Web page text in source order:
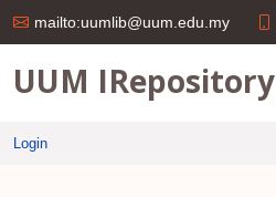
mailto:uumlib@uum.edu.my
UUM IRepository
Login